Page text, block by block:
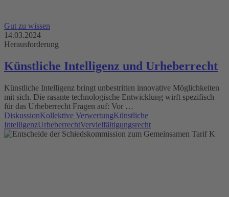
Gut zu wissen
14.03.2024
Herausforderung
Künstliche Intelligenz und Urheberrecht
Künstliche Intelligenz bringt unbestritten innovative Möglichkeiten
mit sich. Die rasante technologische Entwicklung wirft spezifisch
für das Urheberrecht Fragen auf: Vor …
DiskussionKollektive VerwertungKünstliche
IntelligenzUrheberrechtVervielfältigungsrecht